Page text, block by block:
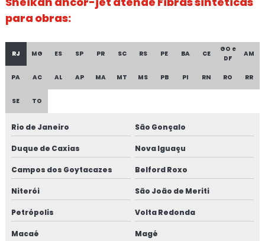
Distribuidora de fibra para concreto em sp
Distribuidora de fibra sintética para concreto
Empresa de bomba de concreto projetado
Empresa de bomba de concreto em sp
Empresa de fibra de aço para concreto
Empresa de fibra de aço para concreto em sp
para obras:
RJ MG ES SP PR SC RS PE BA CE
GO e
DF
AM
PA AC AL AP MA MT MS PB PI RN RO RR
SE TO
Rio de Janeiro São Gonçalo
Duque de Caxias Nova Iguaçu
Campos dos Goytacazes Belford Roxo
Niterói São João de Meriti
Petrópolis Volta Redonda
Macaé Magé